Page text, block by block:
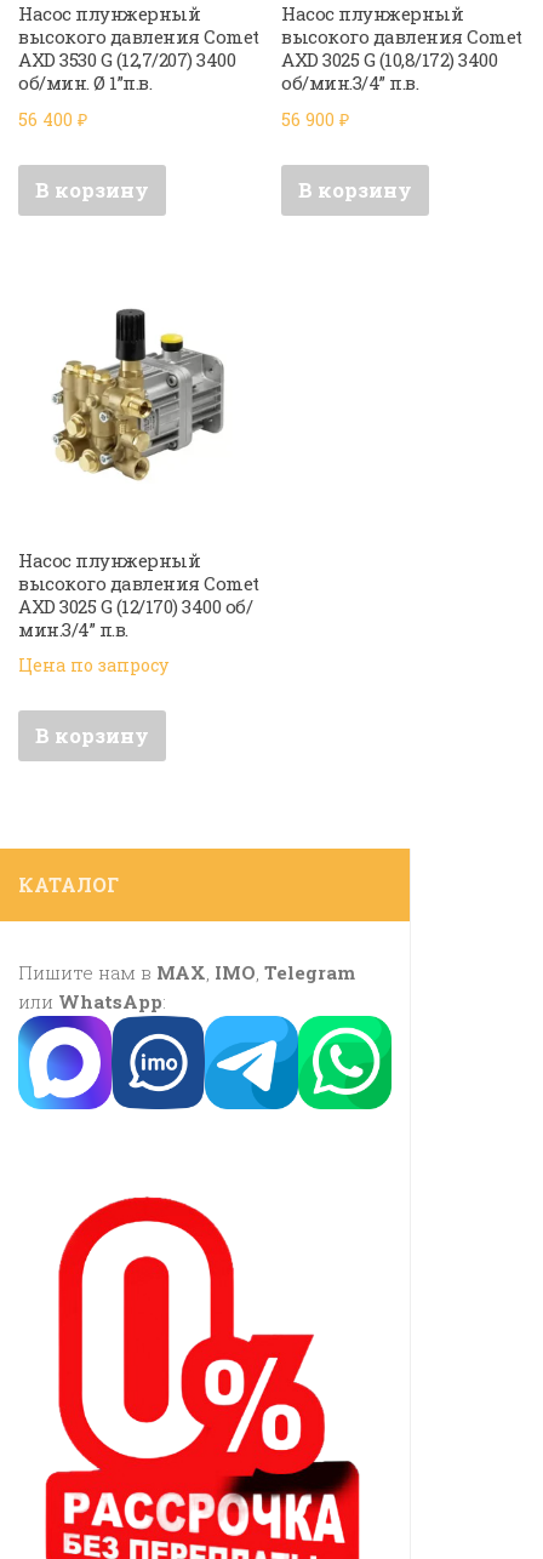
Насос плунжерный
высокого давления Comet
AXD 3530 G (12,7/207) 3400
об/мин. Ø 1”п.в.
56 400 ₽
В корзину
Насос плунжерный
высокого давления Comet
AXD 3025 G (10,8/172) 3400
об/мин.3/4” п.в.
56 900₽
В корзину
Насос плунжерный
высокого давления Comet
AXD 3025 G (12/170) 3400 об/
мин.3/4” п.в.
Цена по запросу
В корзину
КАТАЛОГ
Пишите нам в MAX IMO Telegram
или WhatsApp: